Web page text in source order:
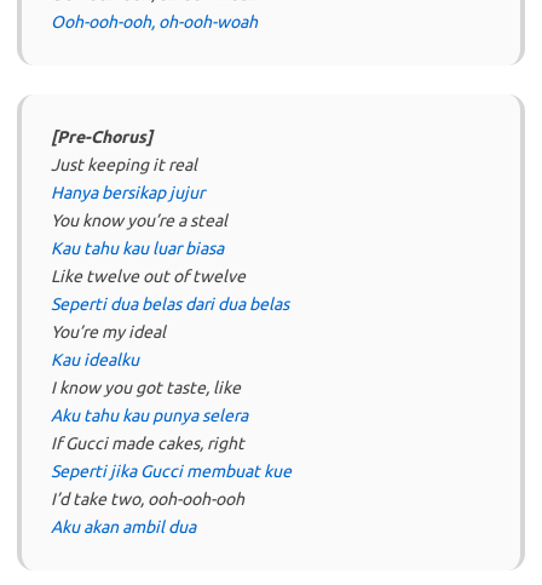
Ooh-ooh-ooh, oh-ooh-woah
[Pre-Chorus]
Just keeping it real
Hanya bersikap jujur
You know you’re a steal
Kau tahu kau luar biasa
Like twelve out of twelve
Seperti dua belas dari dua belas
You’re my ideal
Kau idealku
I know you got taste, like
Aku tahu kau punya selera
If Gucci made cakes, right
Seperti jika Gucci membuat kue
I’d take two, ooh-ooh-ooh
Aku akan ambil dua